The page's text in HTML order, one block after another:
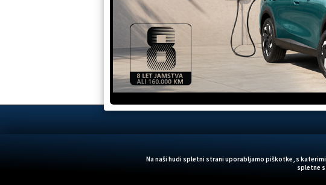
Na naši hudi spletni strani uporabljamo piškotke, s
spletne